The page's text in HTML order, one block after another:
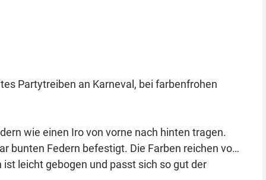
Partytreiben an Karneval, bei farbenfrohen
wie einen Iro von vorne nach hinten tragen.
bunten Federn befestigt. Die Farben reichen von
leicht gebogen und passt sich so gut der